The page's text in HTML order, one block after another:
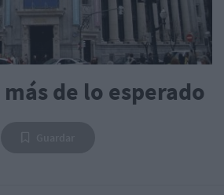
más de lo esperado